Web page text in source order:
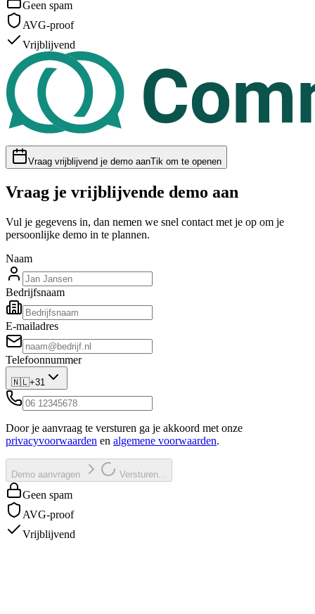
Geen spam
AVG-proof
Vrijblijvend
Vraag vrijblijvend je demo aanTik om te openen
Vraag je vrijblijvende demo aan
Vul je gegevens in, dan nemen we snel contact met je op om je
persoonlijke demo in te plannen.
Naam
Bedrijfsnaam
E-mailadres
Telefoonnummer
🇳🇱+31
Door je aanvraag te versturen ga je akkoord met onze
privacyvoorwaarden en algemene voorwaarden.
Demo aanvragen Versturen...
Geen spam
AVG-proof
Vrijblijvend